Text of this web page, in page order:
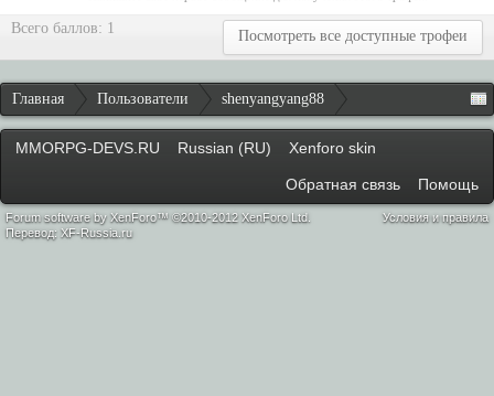
Всего баллов: 1 Посмотреть все доступные трофеи
Главная Пользователи shenyangyang88
MMORPG-DEVS.RU Russian (RU) Xenforo skin
Обратная связь Помощь
Условия и правила
Forum software by XenForo™ ©2010-2012 XenForo Ltd.
Перевод: XF-Russia.ru